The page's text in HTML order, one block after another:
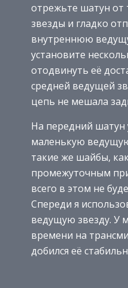
отрежьте шатун
звезды и гладко
внутреннюю
установите
отодвинуть её
средней ведущей
цепь не мешала
На передний шатун
маленькую
такие же шайбы,
промежуточным
всего в этом не
Спереди я
ведущую звезду. У
времени на
добился её